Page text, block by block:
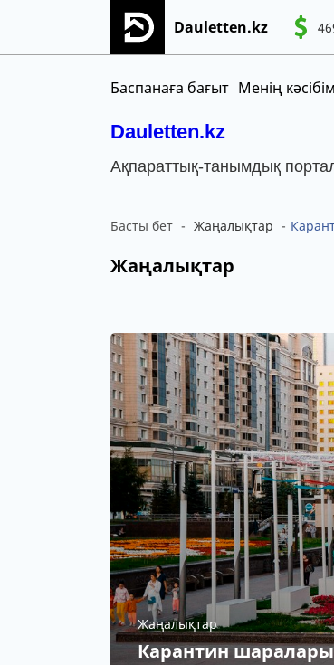
Dauletten.kz
Баспанаға бағыт Менің кәсібім
Dauletten.kz
Ақпараттық-танымдық
Сіздің өтінішіңіз сәтті
Басты бет Жаңалықтар
Жаңалықтар
Жаңалықтар
Карантин